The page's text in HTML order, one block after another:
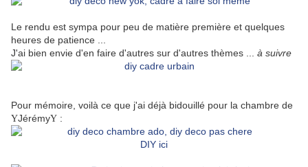
Le rendu est sympa pour peu de matière première et quelques
heures de patience ...
J'ai bien envie d'en faire d'autres sur d'autres thèmes ... à suivre
Pour mémoire, voilà ce que j'ai déjà bidouillé pour la chambre de
YJérémyY :
DIY ici